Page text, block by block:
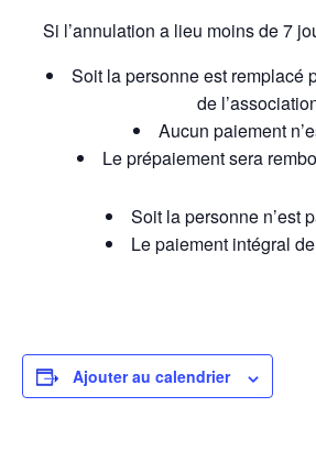
Si l’annulation a lieu moins de 7
Soit la personne est remplacé
de
Aucun paiement
Le prépaiement sera
Soit la personne n’est
Le paiement intégral
Ajouter au calendrier